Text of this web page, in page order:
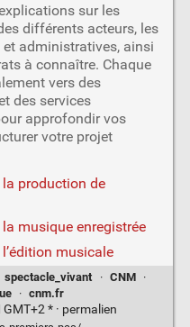
sur les
différents acteurs, les
administratives, ainsi
à connaître. Chaque
vers des
des services
approfondir vos
votre projet
la production de
la musique enregistrée
l’édition musicale
spectacle_vivant · CNM
·
· cnm.fr
* · permalien